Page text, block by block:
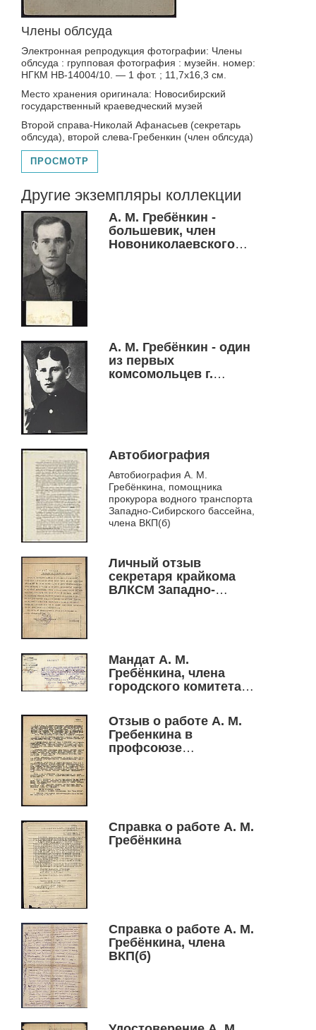
Члены облсуда
Электронная репродукция фотографии: Члены
облсуда : групповая фотография : музейн. номер:
НГКМ НВ-14004/10. — 1 фот. ; 11,7х16,3 см.
Место хранения оригинала: Новосибирский
государственный краеведческий музей
Второй справа-Николай Афанасьев (секретарь
облсуда), второй слева-Гребенкин (член облсуда)
ПРОСМОТР
Другие экземпляры коллекции
А. М. Гребёнкин -
большевик, член
Новониколаевского
А. М. Гребёнкин - один
из первых
комсомольцев г.
Автобиография
Автобиография А. М.
Гребёнкина, помощника
прокурора водного транспорта
Западно-Сибирского бассейна,
члена ВКП(б)
Личный отзыв
секретаря крайкома
ВЛКСМ Западно-
Мандат А. М.
Гребёнкина, члена
городского комитета
Новониколаевской
организации, 1920 г.
Отзыв о работе А. М.
Гребенкина в
профсоюзе
Справка о работе А. М.
Гребёнкина
Справка о работе А. М.
Гребёнкина, члена
ВКП(б)